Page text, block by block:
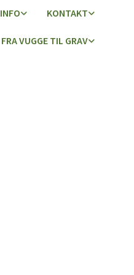
INFO KONTAKT
FRA VUGGE TIL GRAV